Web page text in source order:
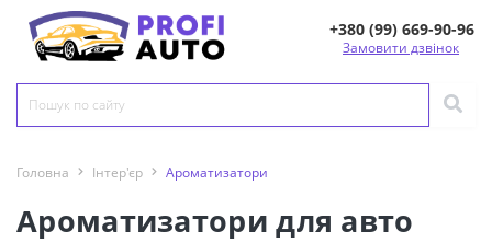
+380 (99) 669-90-96
Замовити дзвінок
Головна Інтер'єр Ароматизатори
Ароматизатори для авто